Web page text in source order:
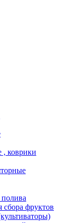
, коврики
фруктов